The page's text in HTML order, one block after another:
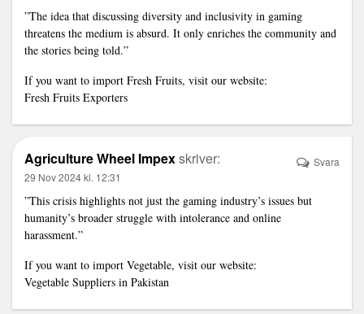
”The idea that discussing diversity and inclusivity in gaming
threatens the medium is absurd. It only enriches the community and
the stories being told.”
If you want to import Fresh Fruits, visit our website:
Fresh Fruits Exporters
Agriculture Wheel Impexskriver:
29 Nov 2024 kl. 12:31
”This crisis highlights not just the gaming industry’s issues but
humanity’s broader struggle with intolerance and online
harassment.”
If you want to import Vegetable, visit our website:
Vegetable Suppliers in Pakistan
Svara